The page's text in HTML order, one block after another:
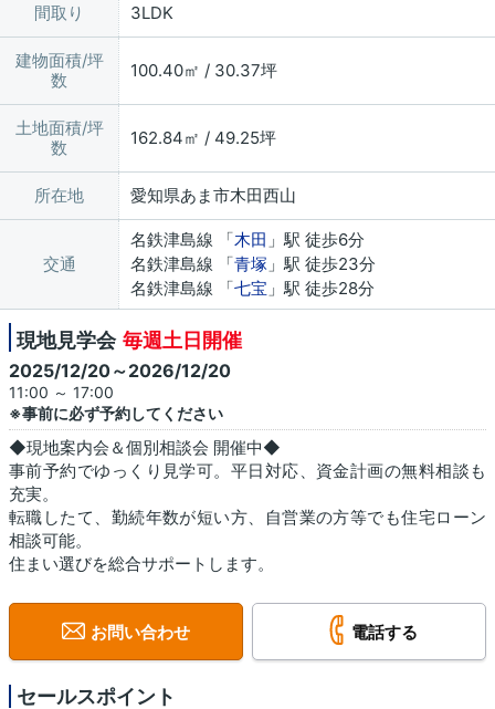
間取り 3LDK
建物面積/坪
数
100.40㎡ / 30.37坪
土地面積/坪
数
162.84㎡ / 49.25坪
所在地 愛知県あま市木田西山
交通
名鉄津島線 「木田 」駅 徒歩6分
名鉄津島線 「青塚 」駅 徒歩23分
名鉄津島線 「七宝 」駅 徒歩28分
現地見学会 毎週土日開催
2025/12/20～2026/12/20
11:00 ～ 17:00
※事前に必ず予約してください
◆現地案内会＆個別相談会 開催中◆
事前予約でゆっくり見学可。平日対応、資金計画の無料相談も
充実。
転職したて、勤続年数が短い方、自営業の方等でも住宅ローン
相談可能。
住まい選びを総合サポートします。
お問い合わせ 電話する
セールスポイント